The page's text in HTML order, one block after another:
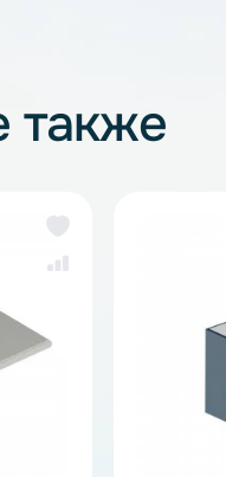
ячейки
также